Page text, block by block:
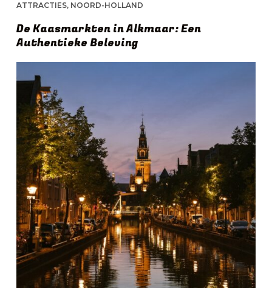
ATTRACTIES, NOORD-HOLLAND
De Kaasmarkten in Alkmaar: Een
Authentieke Beleving